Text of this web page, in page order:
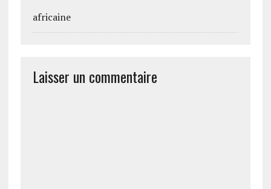
africaine
Laisser un commentaire